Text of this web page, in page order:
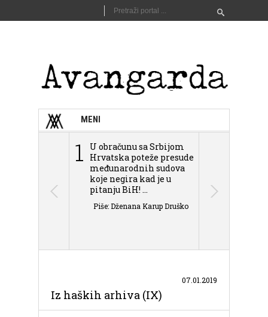
MENI
1
U obračunu sa Srbijom
Hrvatska poteže presude
međunarodnih sudova
koje negira kad je u
pitanju BiH! ...
Piše: Dženana Karup Druško
Iz haških arhiva (IX)
07.01.2019